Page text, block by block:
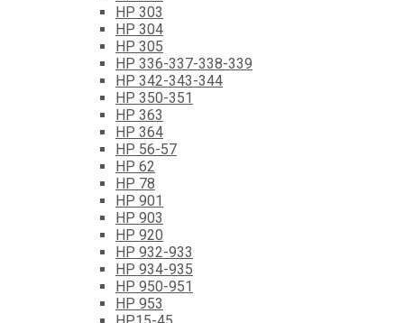
HP 303
HP 304
HP 305
HP 336-337-338-339
HP 342-343-344
HP 350-351
HP 363
HP 364
HP 56-57
HP 62
HP 78
HP 901
HP 903
HP 920
HP 932-933
HP 934-935
HP 950-951
HP 953